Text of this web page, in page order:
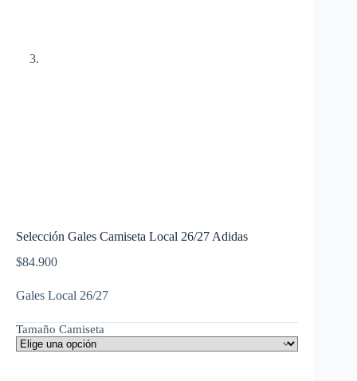
Selección Gales Camiseta Local 26/27 Adidas
$84.900
Gales Local 26/27
Tamaño Camiseta